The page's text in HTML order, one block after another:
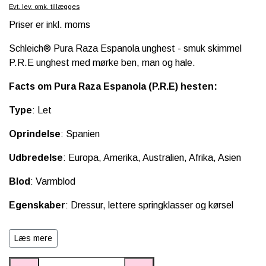
TASKER & PUNGE
SJOVE HESTE TING
Evt. lev. omk. tillægges
Priser er inkl. moms
Schleich® Pura Raza Espanola unghest - smuk skimmel
P.R.E unghest med mørke ben, man og hale.
Facts om Pura Raza Espanola (P.R.E) hesten:
Type: Let
Oprindelse: Spanien
Udbredelse: Europa, Amerika, Australien, Afrika, Asien
Blod : Varmblod
Egenskaber: Dressur, lettere springklasser og kørsel
Temperament
samarbejdsvillig
Læs mere